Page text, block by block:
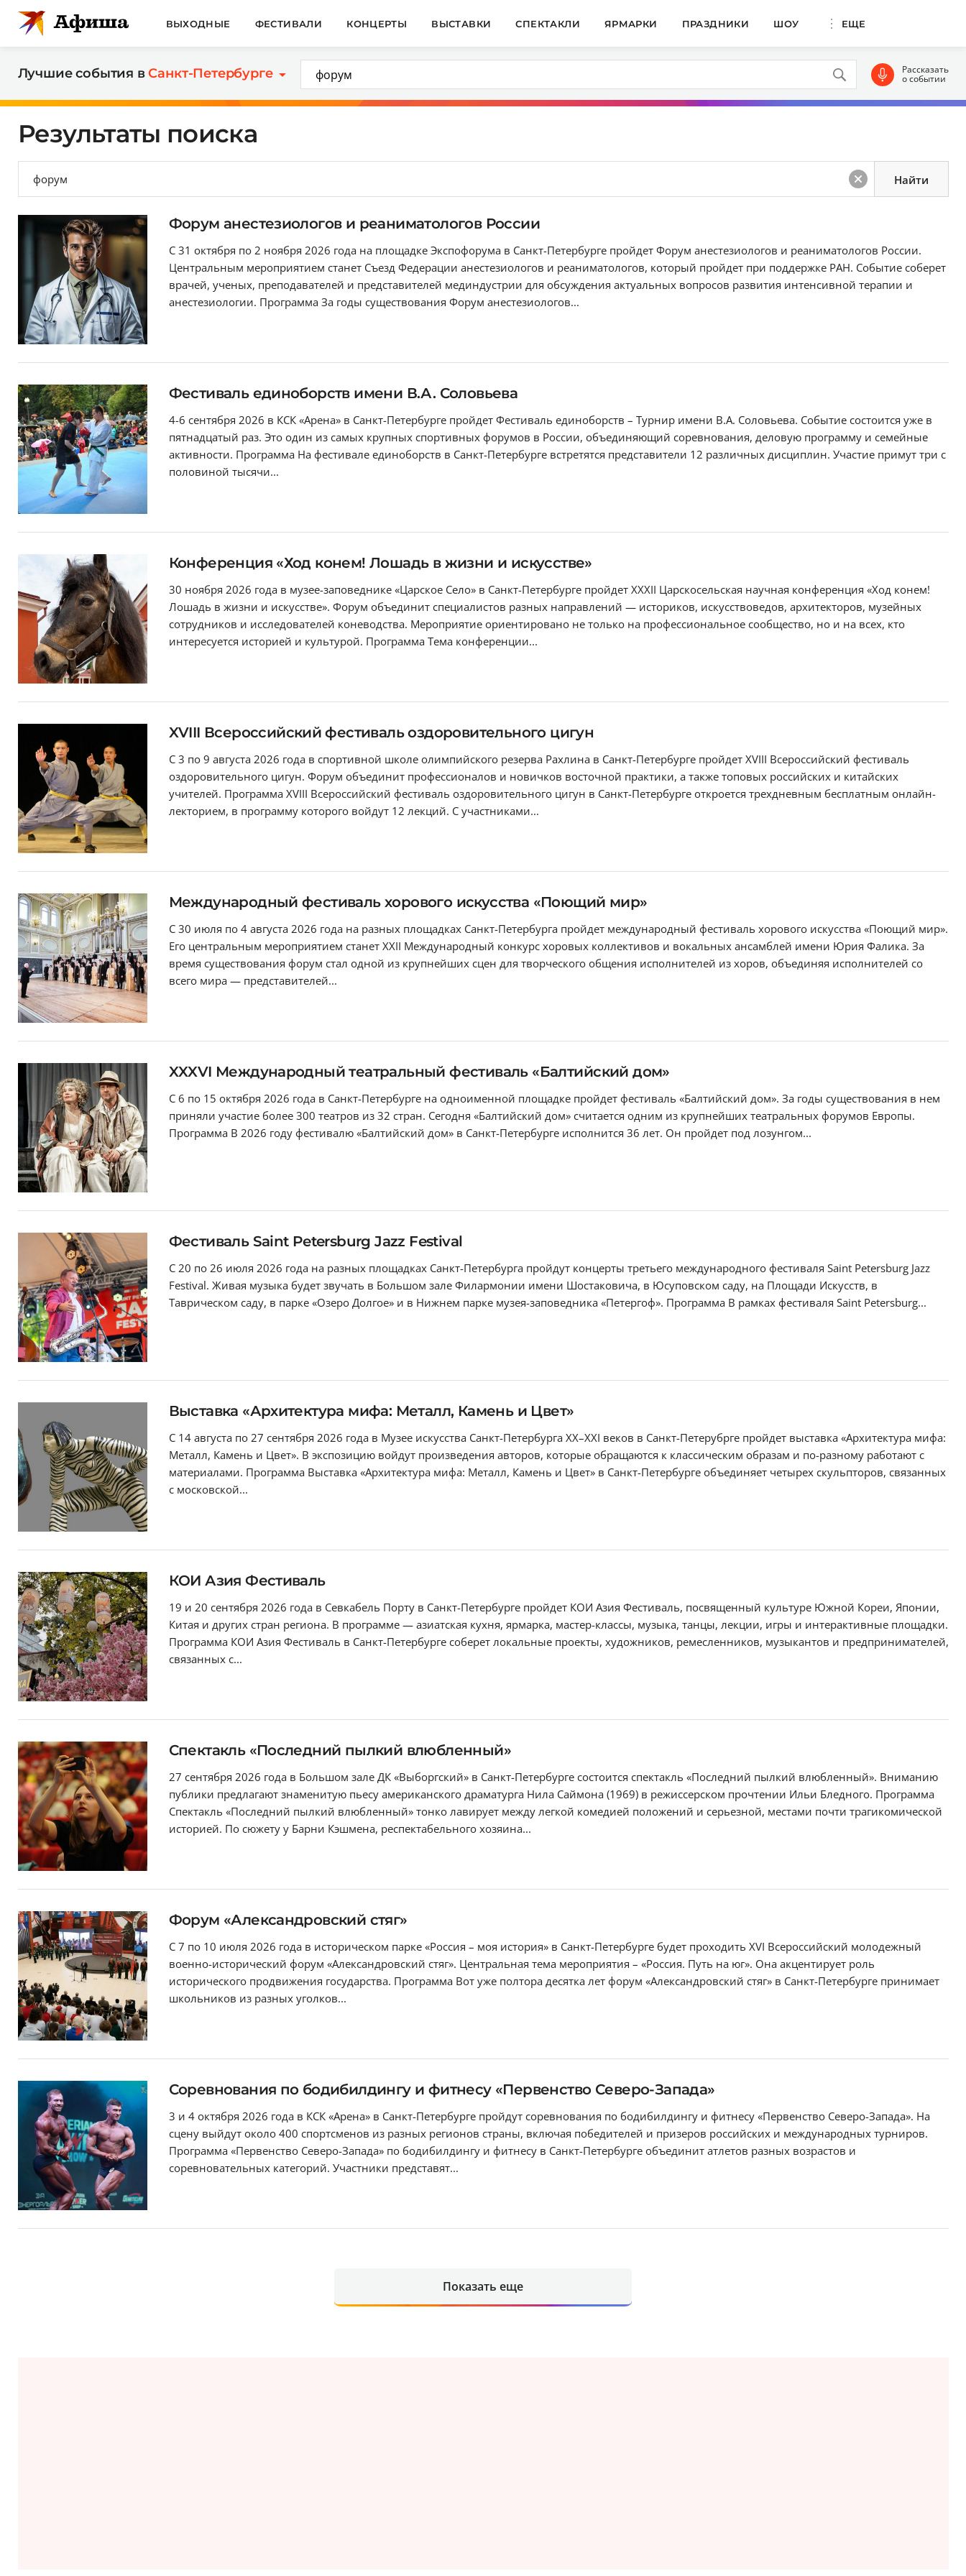
ВЫХОДНЫЕ ФЕСТИВАЛИ КОНЦЕРТЫ ВЫСТАВКИ СПЕКТАКЛИ ЯРМАРКИ ПРАЗДНИКИ ШОУ ЕЩЕ
Лучшие события вСанкт-Петербурге Рассказать
о событии
Результаты поиска
Форум анестезиологов и реаниматологов России
С 31 октября по 2 ноября 2026 года на площадке Экспофорума в Санкт-Петербурге пройдет Форум анестезиологов и реаниматологов России.
Центральным мероприятием станет Съезд Федерации анестезиологов и реаниматологов, который пройдет при поддержке РАН. Событие соберет
врачей, ученых, преподавателей и представителей мединдустрии для обсуждения актуальных вопросов развития интенсивной терапии и
анестезиологии. Программа За годы существования Форум анестезиологов...
Фестиваль единоборств имени В.А. Соловьева
4-6 сентября 2026 в КСК «Арена» в Санкт-Петербурге пройдет Фестиваль единоборств – Турнир имени В.А. Соловьева. Событие состоится уже в
пятнадцатый раз. Это один из самых крупных спортивных форумов в России, объединяющий соревнования, деловую программу и семейные
активности. Программа На фестивале единоборств в Санкт-Петербурге встретятся представители 12 различных дисциплин. Участие примут три с
половиной тысячи...
Конференция «Ход конем! Лошадь в жизни и искусстве»
30 ноября 2026 года в музее-заповеднике «Царское Село» в Санкт-Петербурге пройдет XXXII Царскосельская научная конференция «Ход конем!
Лошадь в жизни и искусстве». Форум объединит специалистов разных направлений — историков, искусствоведов, архитекторов, музейных
сотрудников и исследователей коневодства. Мероприятие ориентировано не только на профессиональное сообщество, но и на всех, кто
интересуется историей и культурой. Программа Тема конференции...
XVIII Всероссийский фестиваль оздоровительного цигун
С 3 по 9 августа 2026 года в спортивной школе олимпийского резерва Рахлина в Санкт-Петербурге пройдет XVIII Всероссийский фестиваль
оздоровительного цигун. Форум объединит профессионалов и новичков восточной практики, а также топовых российских и китайских
учителей. Программа XVIII Всероссийский фестиваль оздоровительного цигун в Санкт-Петербурге откроется трехдневным бесплатным онлайн-
лекторием, в программу которого войдут 12 лекций. С участниками...
Международный фестиваль хорового искусства «Поющий мир»
С 30 июля по 4 августа 2026 года на разных площадках Санкт-Петербурга пройдет международный фестиваль хорового искусства «Поющий мир».
Его центральным мероприятием станет XXII Международный конкурс хоровых коллективов и вокальных ансамблей имени Юрия Фалика. За
время существования форум стал одной из крупнейших сцен для творческого общения исполнителей из хоров, объединяя исполнителей со
всего мира — представителей...
XXXVI Международный театральный фестиваль «Балтийский дом»
С 6 по 15 октября 2026 года в Санкт-Петербурге на одноименной площадке пройдет фестиваль «Балтийский дом». За годы существования в нем
приняли участие более 300 театров из 32 стран. Сегодня «Балтийский дом» считается одним из крупнейших театральных форумов Европы.
Программа В 2026 году фестивалю «Балтийский дом» в Санкт-Петербурге исполнится 36 лет. Он пройдет под лозунгом...
Фестиваль Saint Petersburg Jazz Festival
С 20 по 26 июля 2026 года на разных площадках Санкт-Петербурга пройдут концерты третьего международного фестиваля Saint Petersburg Jazz
Festival. Живая музыка будет звучать в Большом зале Филармонии имени Шостаковича, в Юсуповском саду, на Площади Искусств, в
Таврическом саду, в парке «Озеро Долгое» и в Нижнем парке музея-заповедника «Петергоф». Программа В рамках фестиваля Saint Petersburg...
Выставка «Архитектура мифа: Металл, Камень и Цвет»
С 14 августа по 27 сентября 2026 года в Музее искусства Санкт-Петербурга XX–XXI веков в Санкт-Петерубрге пройдет выставка «Архитектура мифа:
Металл, Камень и Цвет». В экспозицию войдут произведения авторов, которые обращаются к классическим образам и по-разному работают с
материалами. Программа Выставка «Архитектура мифа: Металл, Камень и Цвет» в Санкт-Петербурге объединяет четырех скульпторов, связанных
с московской...
КОИ Азия Фестиваль
19 и 20 сентября 2026 года в Севкабель Порту в Санкт-Петербурге пройдет КОИ Азия Фестиваль, посвященный культуре Южной Кореи, Японии,
Китая и других стран региона. В программе — азиатская кухня, ярмарка, мастер-классы, музыка, танцы, лекции, игры и интерактивные площадки.
Программа КОИ Азия Фестиваль в Санкт-Петербурге соберет локальные проекты, художников, ремесленников, музыкантов и предпринимателей,
связанных с...
Спектакль «Последний пылкий влюбленный»
27 сентября 2026 года в Большом зале ДК «Выборгский» в Санкт-Петербурге состоится спектакль «Последний пылкий влюбленный». Вниманию
публики предлагают знаменитую пьесу американского драматурга Нила Саймона (1969) в режиссерском прочтении Ильи Бледного. Программа
Спектакль «Последний пылкий влюбленный» тонко лавирует между легкой комедией положений и серьезной, местами почти трагикомической
историей. По сюжету у Барни Кэшмена, респектабельного хозяина...
Форум «Александровский стяг»
С 7 по 10 июля 2026 года в историческом парке «Россия – моя история» в Санкт-Петербурге будет проходить XVI Всероссийский молодежный
военно-исторический форум «Александровский стяг». Центральная тема мероприятия – «Россия. Путь на юг». Она акцентирует роль
исторического продвижения государства. Программа Вот уже полтора десятка лет форум «Александровский стяг» в Санкт-Петербурге принимает
школьников из разных уголков...
Соревнования по бодибилдингу и фитнесу «Первенство Северо-Запада»
3 и 4 октября 2026 года в КСК «Арена» в Санкт-Петербурге пройдут соревнования по бодибилдингу и фитнесу «Первенство Северо-Запада». На
сцену выйдут около 400 спортсменов из разных регионов страны, включая победителей и призеров российских и международных турниров.
Программа «Первенство Северо-Запада» по бодибилдингу и фитнесу в Санкт-Петербурге объединит атлетов разных возрастов и
соревновательных категорий. Участники представят...
Показать еще